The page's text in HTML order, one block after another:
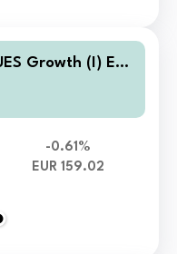
Growth (I) EUR
-0.61%
EUR 159.02